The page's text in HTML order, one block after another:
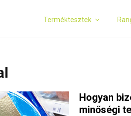
Terméktesztek
Hogyan
minőségi